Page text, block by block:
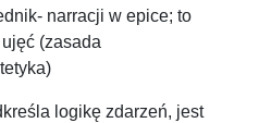
narracji w epice; to
(zasada
logikę zdarzeń, jest